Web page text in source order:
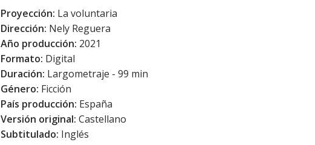
Proyección: La voluntaria
Dirección: Nely Reguera
Año producción: 2021
Formato: Digital
Duración: Largometraje - 99 min
Género: Ficción
País producción: España
Versión original: Castellano
Subtitulado: Inglés